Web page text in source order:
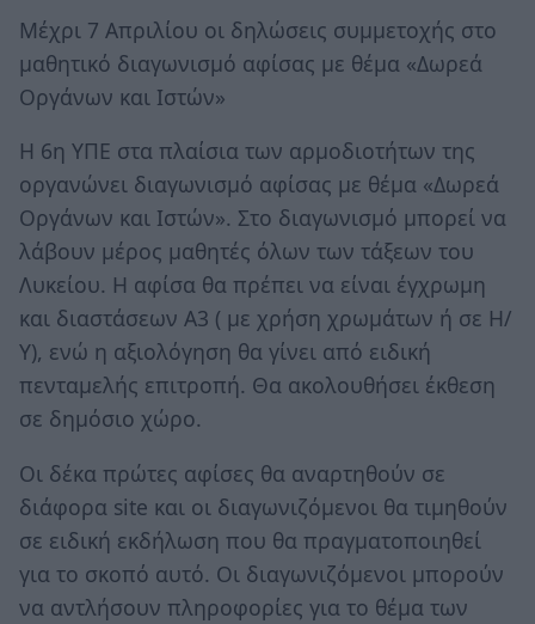
Μέχρι 7 Απριλίου οι δηλώσεις συμμετοχής στο
μαθητικό διαγωνισμό αφίσας με θέμα «Δωρεά
Οργάνων και Ιστών»
Η 6η ΥΠΕ στα πλαίσια των αρμοδιοτήτων της
οργανώνει διαγωνισμό αφίσας με θέμα «Δωρεά
Οργάνων και Ιστών». Στο διαγωνισμό μπορεί να
λάβουν μέρος μαθητές όλων των τάξεων του
Λυκείου. Η αφίσα θα πρέπει να είναι έγχρωμη
και διαστάσεων Α3 ( με χρήση χρωμάτων ή σε Η/
Υ), ενώ η αξιολόγηση θα γίνει από ειδική
πενταμελής επιτροπή. Θα ακολουθήσει έκθεση
σε δημόσιο χώρο.
Οι δέκα πρώτες αφίσες θα αναρτηθούν σε
διάφορα site και οι διαγωνιζόμενοι θα τιμηθούν
σε ειδική εκδήλωση που θα πραγματοποιηθεί
για το σκοπό αυτό. Οι διαγωνιζόμενοι μπορούν
να αντλήσουν πληροφορίες για το θέμα των